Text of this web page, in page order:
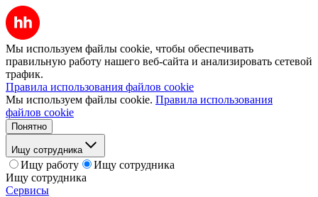
Мы используем файлы cookie, чтобы обеспечивать
правильную работу нашего веб-сайта и анализировать сетевой
трафик.
Правила использования файлов cookie
Мы используем файлы cookie. Правила использования
файлов cookie
Понятно
Ищу сотрудника
Ищу работу
Ищу сотрудника
Ищу сотрудника
Сервисы